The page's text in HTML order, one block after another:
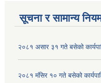
सूचना र सामान्य
२०८१ असार ३१ गते बसेको
२०८१ मंसिर १० गते बसेको